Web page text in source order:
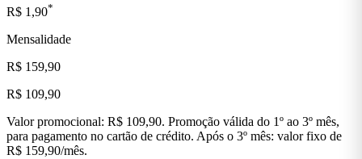
R$ 1,90*
Mensalidade
R$ 159,90
R$ 109,90
Valor promocional: R$ 109,90. Promoção válida do 1º ao 3º mês,
para pagamento no cartão de crédito. Após o 3º mês: valor fixo de
R$ 159,90/mês.